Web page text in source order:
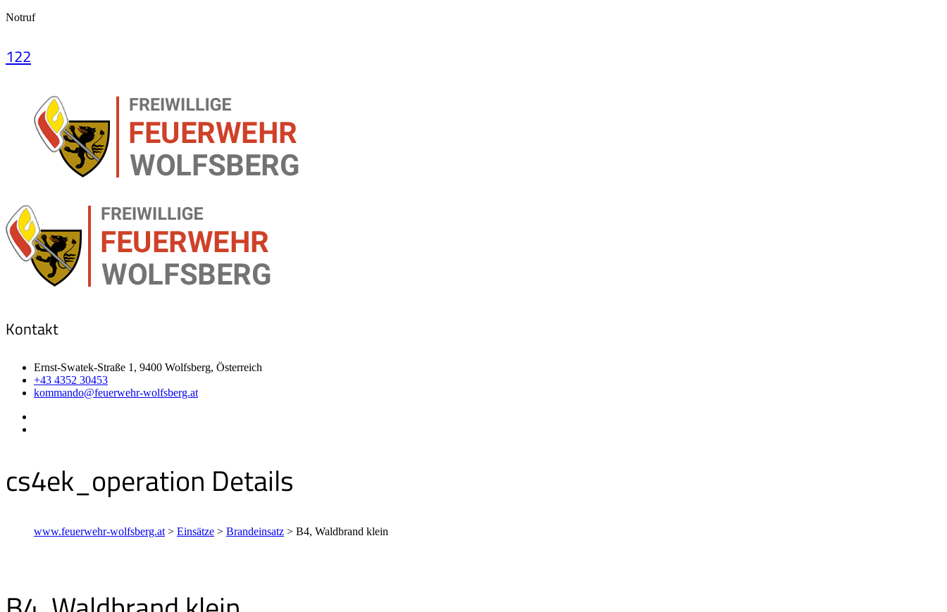
Notruf
122
Kontakt
Ernst-Swatek-Straße 1, 9400 Wolfsberg, Österreich
+43 4352 30453
kommando@feuerwehr-wolfsberg.at
cs4ek_operation Details
www.feuerwehr-wolfsberg.at > Einsätze > Brandeinsatz > B4, Waldbrand klein